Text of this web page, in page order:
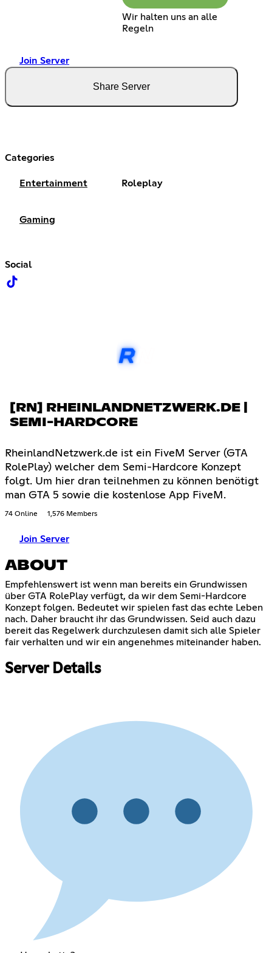
Wir halten uns an alle
Regeln
Join Server
Share Server
Categories
Entertainment Roleplay
Gaming
Social
[RN] RHEINLANDNETZWERK.DE |
SEMI-HARDCORE
RheinlandNetzwerk.de ist ein FiveM Server (GTA
RolePlay) welcher dem Semi-Hardcore Konzept
folgt. Um hier dran teilnehmen zu können benötigt
man GTA 5 sowie die kostenlose App FiveM.
74 Online 1,576 Members
Join Server
ABOUT
Empfehlenswert ist wenn man bereits ein Grundwissen
über GTA RolePlay verfügt, da wir dem Semi-Hardcore
Konzept folgen. Bedeutet wir spielen fast das echte Leben
nach. Daher braucht ihr das Grundwissen. Seid auch dazu
bereit das Regelwerk durchzulesen damit sich alle Spieler
fair verhalten und wir ein angenehmes miteinander haben.
Server Details